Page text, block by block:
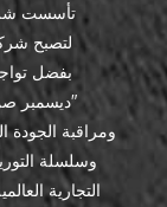
لتصبح
بفضل
"ديسمبر
وسلسلة
التجارية